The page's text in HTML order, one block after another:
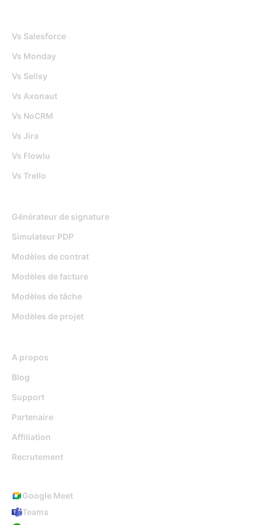
Vs Salesforce
Vs Monday
Vs Sellsy
Vs Axonaut
Vs NoCRM
Vs Jira
Vs Flowlu
Vs Trello
Générateur de signature
Simulateur PDP
Modèles de contrat
Modèles de facture
Modèles de tâche
Modèles de projet
A propos
Blog
Support
Partenaire
Affiliation
Recrutement
Google Meet
Teams